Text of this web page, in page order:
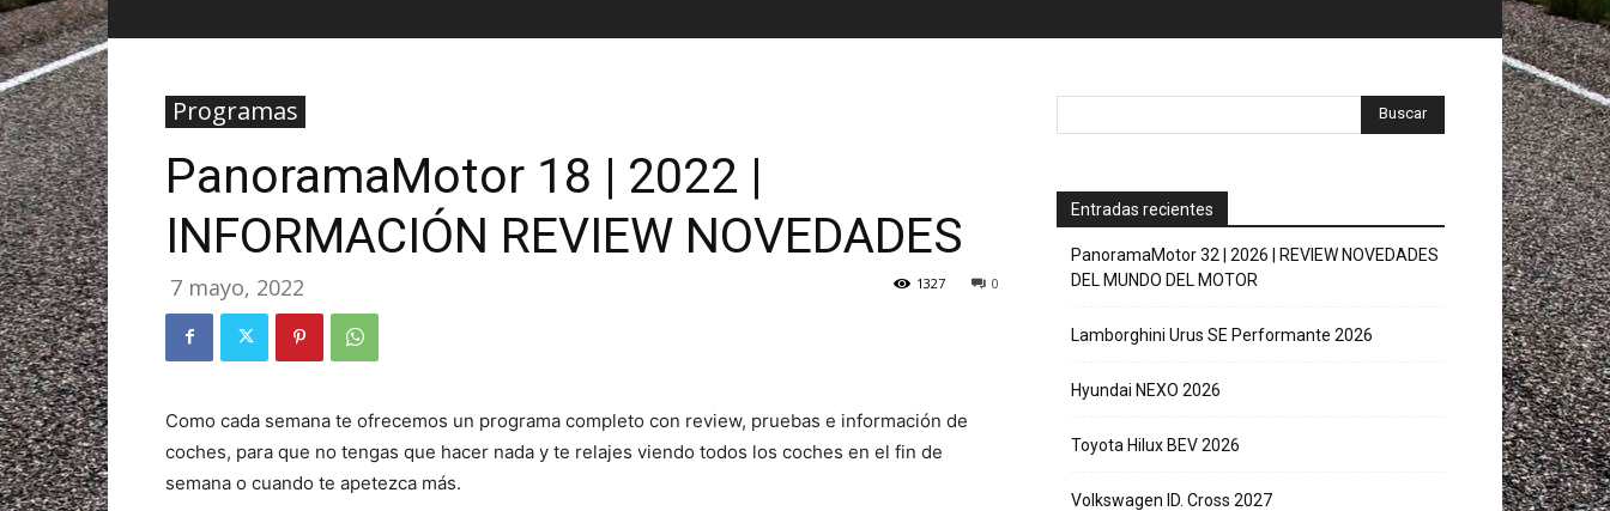
Programas
PanoramaMotor 18 | 2022 |
INFORMACIÓN REVIEW NOVEDADES
7 mayo, 2022 0
1327
Como cada semana te ofrecemos un programa completo con review, pruebas e información de
coches, para que no tengas que hacer nada y te relajes viendo todos los coches en el fin de
semana o cuando te apetezca más.
Entradas recientes
PanoramaMotor 32 | 2026 | REVIEW NOVEDADES
DEL MUNDO DEL MOTOR
Lamborghini Urus SE Performante 2026
Hyundai NEXO 2026
Toyota Hilux BEV 2026
Volkswagen ID. Cross 2027